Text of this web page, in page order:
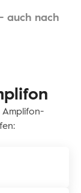
auch nach
Amplifon-